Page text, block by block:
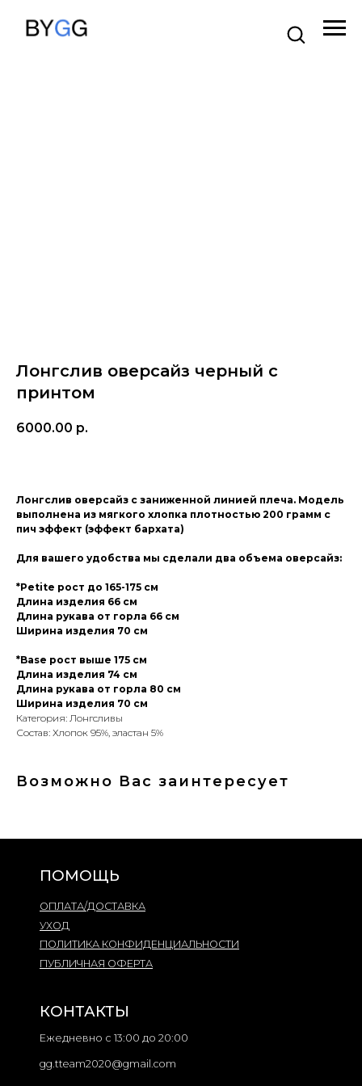
Лонгслив оверсайз черный с
принтом
6000.00 р.
Лонгслив оверсайз с заниженной линией плеча. Модель
выполнена из мягкого хлопка плотностью 200 грамм с
пич эффект (эффект бархата)
Для вашего удобства мы сделали два объема оверсайз:
*Petite рост до 165-175 см
Длина изделия 66 см
Длина рукава от горла 66 см
Ширина изделия 70 см
*Base рост выше 175 см
Длина изделия 74 см
Длина рукава от горла 80 см
Ширина изделия 70 см
Категория: Лонгсливы
Состав: Хлопок 95%, эластaн 5%
Возможно Вас заинтересует
ПОЛИТИКА КОНФИДЕНЦИАЛЬНОСТИ
ПУБЛИЧНАЯ ОФЕРТА
ПОМОЩЬ
КОНТАКТЫ
+7 999 968 55 69
УХОД